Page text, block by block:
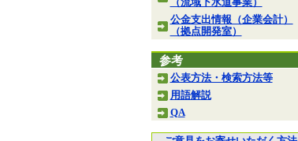
公金支出情報（企業会計）
（拠点開発室）
参考
公表方法・検索方法等
用語解説
QA